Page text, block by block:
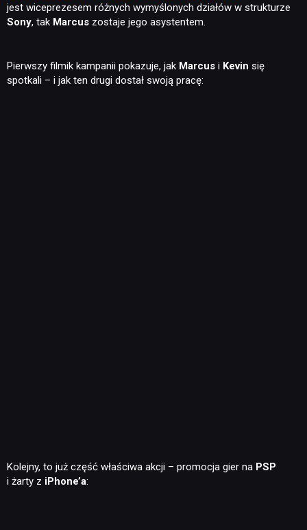
jest wiceprezesem różnych wymyślonych działów w strukturze
Sony, tak Marcus zostaje jego asystentem.
Pierwszy filmik kampanii pokazuje, jak Marcus i Kevin się
spotkali – i jak ten drugi dostał swoją pracę:
Kolejny, to już część właściwa akcji – promocja gier na PSP
i żarty z iPhone’a: